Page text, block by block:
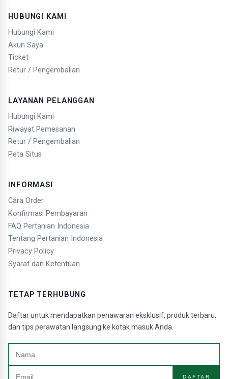
HUBUNGI KAMI
Hubungi Kami
Akun Saya
Ticket
Retur / Pengembalian
LAYANAN PELANGGAN
Hubungi Kami
Riwayat Pemesanan
Retur / Pengembalian
Peta Situs
INFORMASI
Cara Order
Konfirmasi Pembayaran
FAQ Pertanian Indonesia
Tentang Pertanian Indonesia
Privacy Policy
Syarat dan Ketentuan
TETAP TERHUBUNG
Daftar untuk mendapatkan penawaran eksklusif, produk terbaru,
dan tips perawatan langsung ke kotak masuk Anda.
DAFTAR